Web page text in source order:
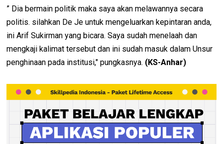
” Dia bermain politik maka saya akan melawannya secara
politis. silahkan De Je untuk mengeluarkan kepintaran anda,
ini Arif Sukirman yang bicara. Saya sudah menelaah dan
mengkaji kalimat tersebut dan ini sudah masuk dalam Unsur
penghinaan pada institusi," pungkasnya. (KS-Anhar)